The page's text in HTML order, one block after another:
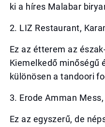
ki a híres Malabar
2. LIZ Restaurant,
Ez az étterem az
Kiemelkedő minőségű
különösen a tandoori
3. Erode Amman Mess,
Ez az egyszerű, de